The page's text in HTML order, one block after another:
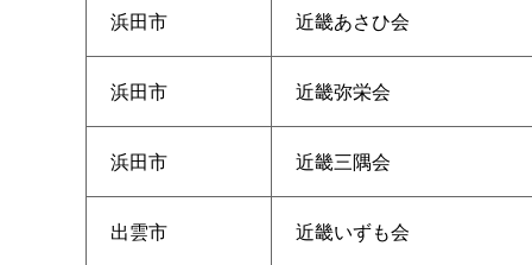
浜田市 近畿あさひ会
浜田市 近畿弥栄会
浜田市 近畿三隅会
出雲市 近畿いずも会